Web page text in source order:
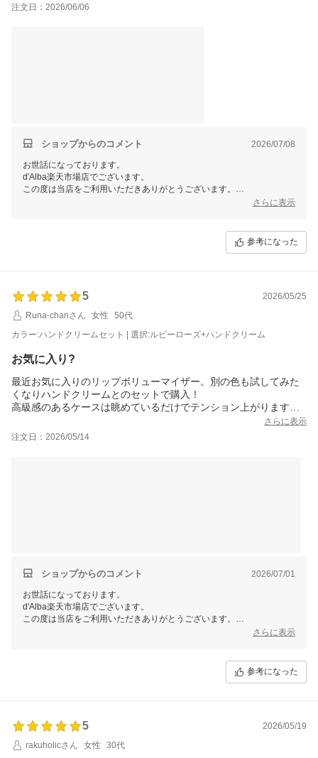
す。使いにくいとかもありません。プランパーに関してもピリッ
注文日：2026/06/06
ショップからのコメント 2026/07/08
お世話になっております。
d'Alba楽天市場店でございます。
この度は当店をご利用いただきありがとうございます。
商品を気に入っていただけたようで、大変うれしく思います。
当店では今後も様々なイベントを予定しておりますので、ご愛顧頂けま
さらに表示
参考になった
5
2026/05/25
Runa-chanさん
女性
50代
カラー:ハンドクリームセット | 選択:ルビーローズ+ハンドクリーム
お気に入り?
最近お気に入りのリップボリューマイザー。別の色も試してみた
くなりハンドクリームとのセットで購入！
高級感のあるケースは眺めているだけでテンション上がります！
ハンドクリームとセットで購入したので箱を開けた瞬間、いい香
りが?
さらに表示
注文日：2026/05/14
ショップからのコメント 2026/07/01
お世話になっております。
d'Alba楽天市場店でございます。
この度は当店をご利用いただきありがとうございます。
当店では今後も様々なイベントを予定しておりますので、ご愛顧頂けま
さらに表示
参考になった
5
2026/05/19
rakuholicさん
女性
30代